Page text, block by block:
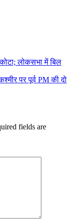
लोकसभा में बिल
पर पूर्व PM की दो
fields are